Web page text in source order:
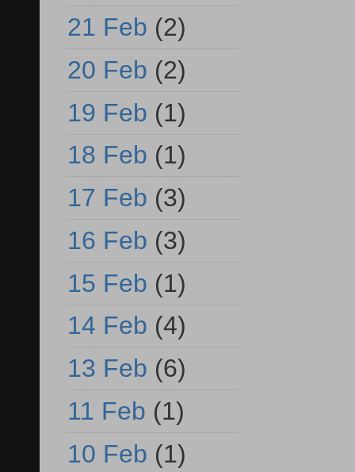
21 Feb (2)
20 Feb (2)
19 Feb (1)
18 Feb (1)
17 Feb (3)
16 Feb (3)
15 Feb (1)
14 Feb (4)
13 Feb (6)
11 Feb (1)
10 Feb (1)